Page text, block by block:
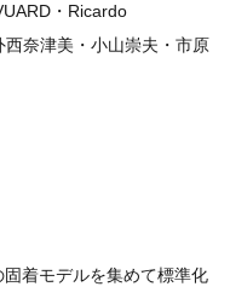
・Ricardo
奈津美・小山崇夫・市原
着モデルを集めて標準化